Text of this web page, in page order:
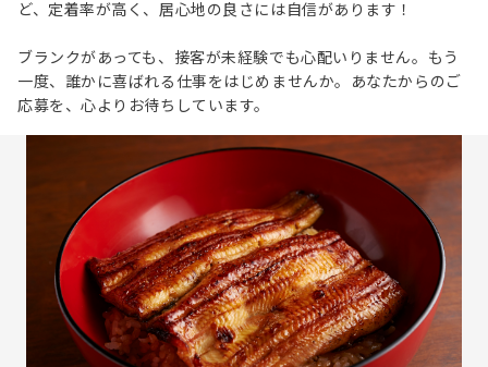
ど、定着率が高く、居心地の良さには自信があります！
ブランクがあっても、接客が未経験でも心配いりません。もう
一度、誰かに喜ばれる仕事をはじめませんか。あなたからのご
応募を、心よりお待ちしています。